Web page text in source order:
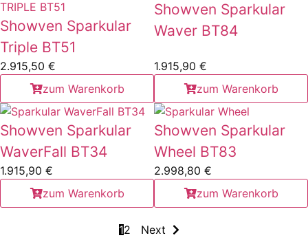
Showven Sparkular
Triple BT51
2.915,50 €
zum Warenkorb
Showven Sparkular
Waver BT84
1.915,90 €
zum Warenkorb
Showven Sparkular
WaverFall BT34
1.915,90 €
zum Warenkorb
Showven Sparkular
Wheel BT83
2.998,80 €
zum Warenkorb
12 Next